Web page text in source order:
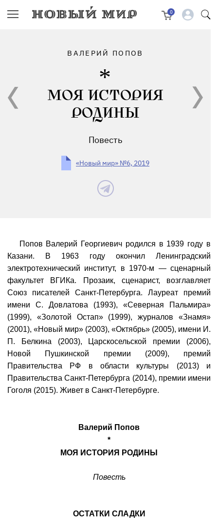
0
ВАЛЕРИЙ ПОПОВ
МОЯ ИСТОРИЯ
РОДИНЫ
Повесть
«Новый мир» №6, 2019
Попов Валерий Георгиевич родился в 1939 году в
Казани. В 1963 году окончил Ленинградский
электротехнический институт, в 1970-м — сценарный
факультет ВГИКа. Прозаик, сценарист, возглавляет
Союз писателей Санкт-Петербурга. Лауреат премий
имени С. Довлатова (1993), «Северная Пальмира»
(1999), «Золотой Остап» (1999), журналов «Знамя»
(2001), «Новый мир» (2003), «Октябрь» (2005), имени И.
П. Белкина (2003), Царскосельской премии (2006),
Новой Пушкинской премии (2009), премий
Правительства РФ в области культуры (2013) и
Правительства Санкт-Петербурга (2014), премии имени
Гоголя (2015). Живет в Санкт-Петербурге.
Валерий Попов
*
МОЯ ИСТОРИЯ РОДИНЫ
Повесть
ОСТАТКИ СЛАДКИ